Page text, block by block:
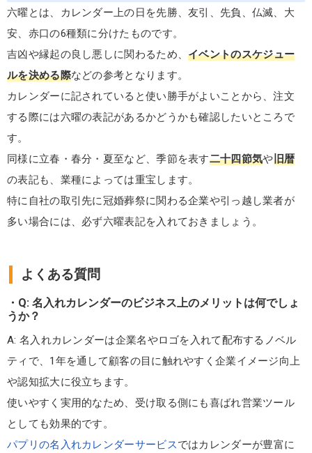
六曜とは、カレンダー上の日を先勝、友引、先負、仏滅、大
安、赤口の6種類に分けたものです。
吉凶や縁起の良し悪しに関わるため、イベントのスケジュー
ルを決める際などの参考となります。
カレンダーに記されていると使い勝手がよいことから、注文
する際には六曜の表記があるかどうかも確認したいところで
す。
同様に立春・春分・夏至など、季節を表す二十四節気や旧暦
の表記も、業種によっては重宝します。
特に自社の取引先に冠婚葬祭に関わる企業や引っ越し業者が
多い場合には、必ず六曜表記を入れておきましょう。
よくある質問
Q: 名入れカレンダーのビジネス上のメリットは何でしょ
うか？
A: 名入れカレンダーは企業名やロゴを入れて配布するノベル
ティで、1年を通して顧客の目に触れやすく企業イメージ向上
や認知拡大に役立ちます。
使いやすく実用的なため、受け取る側にも喜ばれ営業ツール
としても効果的です。
パプリの名入れカレンダーサービスではカレンダーが豊富に